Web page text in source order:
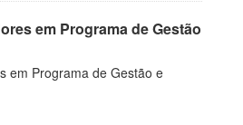
em Programa de Gestão
em Programa de Gestão e